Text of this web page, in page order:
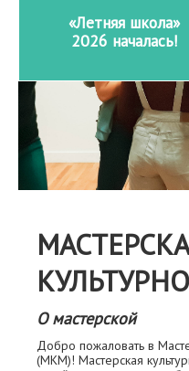
«Летняя школа»
2026 началась!
О мастерской
Добро пожаловать в
(МКМ)! Мастерская